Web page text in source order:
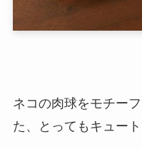
ネコの肉球をモチー
た、とってもキュート